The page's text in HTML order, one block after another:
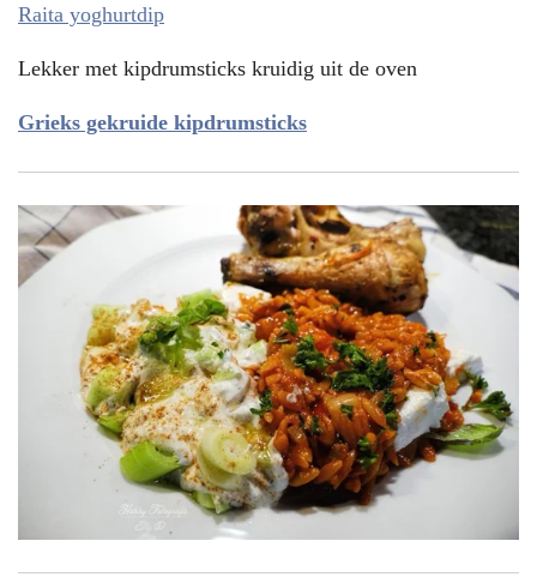
Raita yoghurtdip
Lekker met kipdrumsticks kruidig uit de oven
Grieks gekruide kipdrumsticks